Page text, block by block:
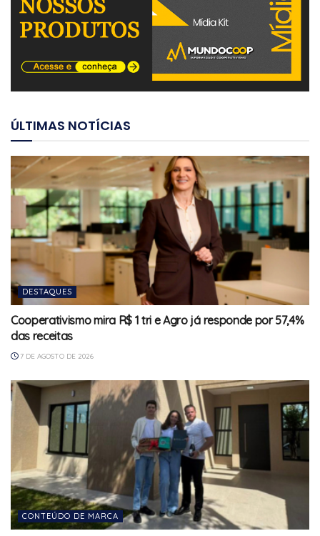
ÚLTIMAS NOTÍCIAS
DESTAQUES
Cooperativismo mira R$ 1 tri e Agro já responde por 57,4%
das receitas
7 DE AGOSTO DE 2026
CONTEÚDO DE MARCA